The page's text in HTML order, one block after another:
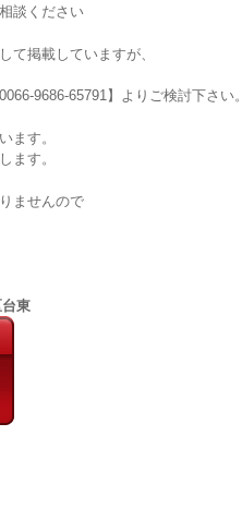
談ください
て掲載していますが、
9686-65791】よりご検討下さい。
ます。
ます。
ませんので
東